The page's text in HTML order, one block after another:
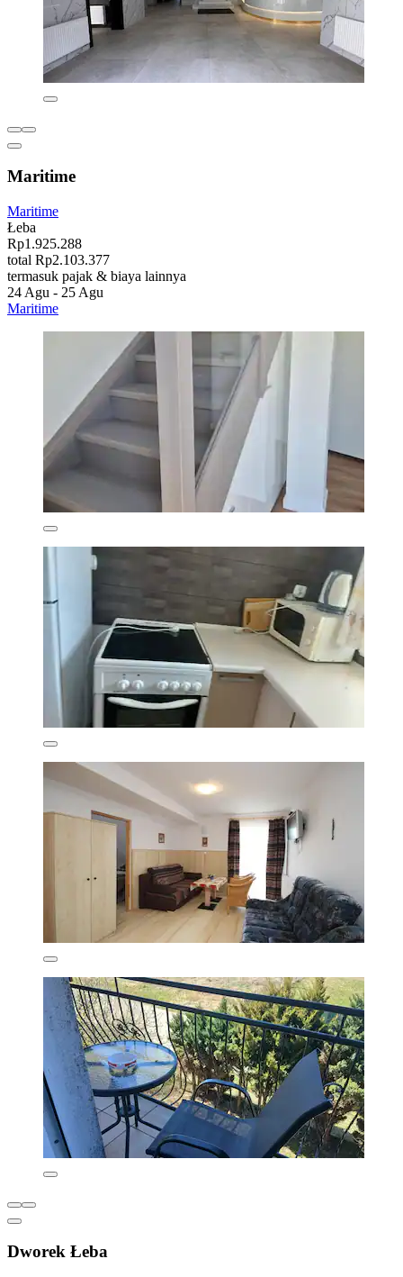
Maritime
Maritime
Łeba
Rp1.925.288
total Rp2.103.377
termasuk pajak & biaya lainnya
24 Agu - 25 Agu
Maritime
Dworek Łeba